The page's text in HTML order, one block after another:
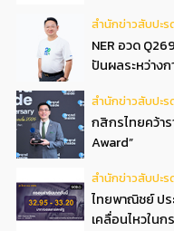
สํานักข่าวสับปะร
NER อวด
ปันผลระหว่าง
สํานักข่าวสับปะร
กสิกรไทยคว้า
Award”
สํานักข่าวสับปะร
ไทยพาณิชย์ ปร
เคลื่อนไหวใน